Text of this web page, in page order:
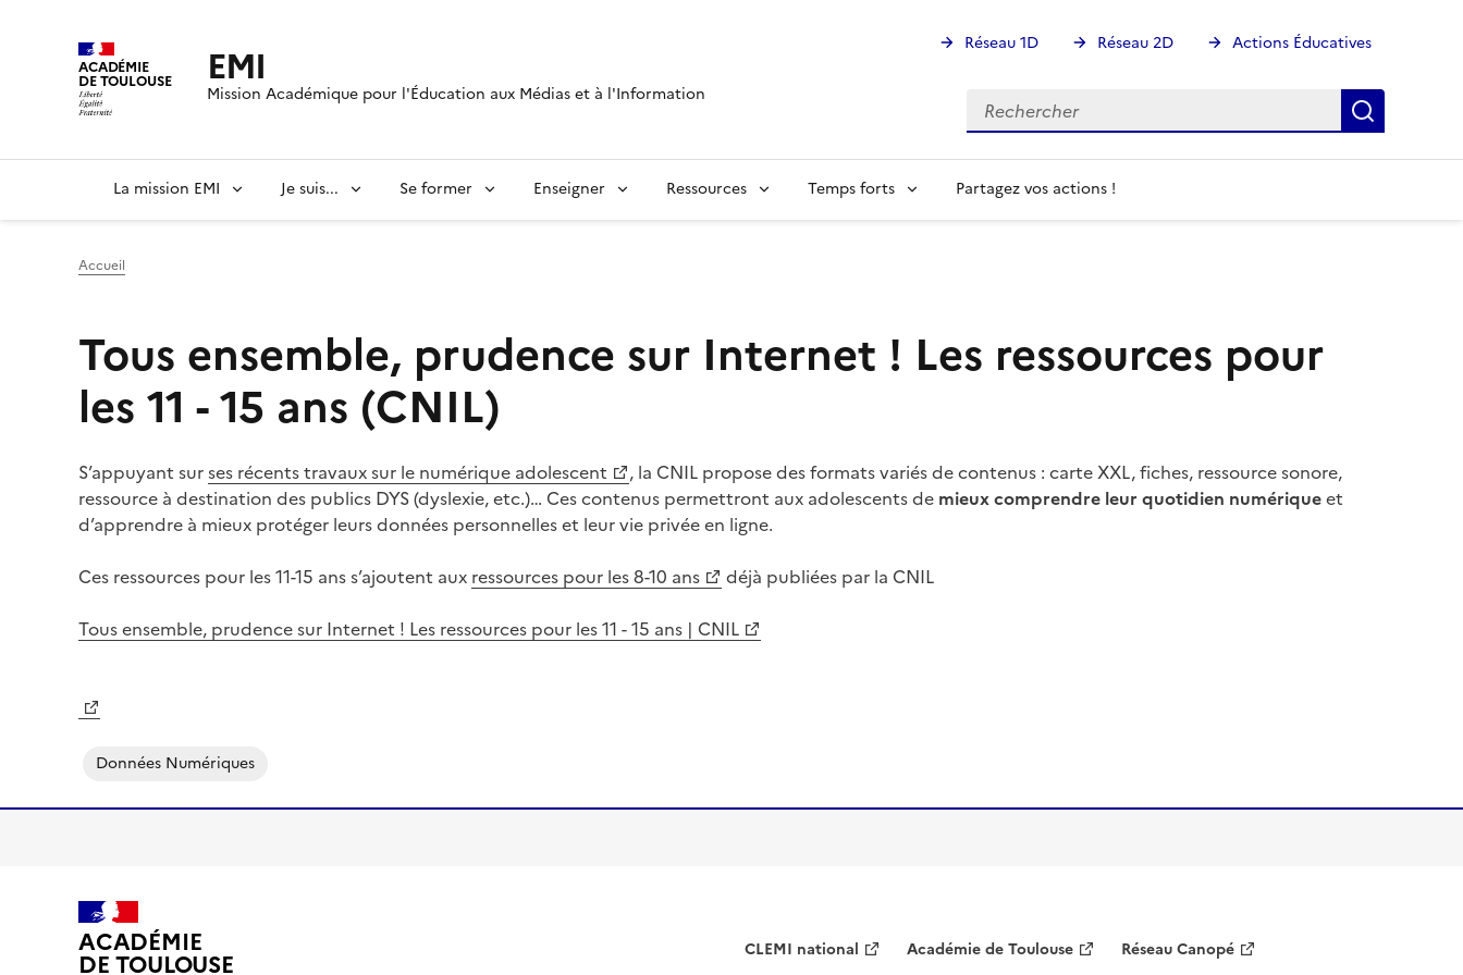
ACADÉMIE
DE TOULOUSE EMI
Mission Académique pour l'Éducation aux Médias et à l'Information
Réseau 1D Réseau 2D Actions Éducatives
Rechercher
Rechercher
La mission EMI Je suis... Se former Enseigner Ressources Temps forts Partagez vos actions !
Accueil
Tous ensemble, prudence sur Internet ! Les ressources pour
les 11 - 15 ans (CNIL)
S’appuyant surses récents travaux sur le numérique adolescent
, la CNIL propose des formats variés de contenus : carte XXL, fiches, ressource sonore,
ressource à destination des publics DYS (dyslexie, etc.)… Ces contenus permettront aux adolescents de mieux comprendre leur quotidien numériqueet
d’apprendre à mieux protéger leurs données personnelles et leur vie privée en ligne.
Ces ressources pour les 11-15 ans s’ajoutent aux ressources pour les 8-10 ans
déjà publiées par la CNIL
Tous ensemble, prudence sur Internet ! Les ressources pour les 11 - 15 ans | CNIL
Données Numériques
ACADÉMIE
DE TOULOUSE CLEMI national Académie de Toulouse Réseau Canopé